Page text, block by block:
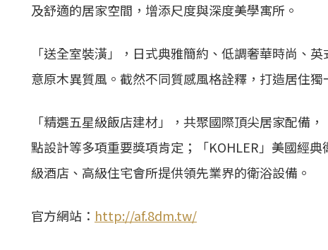
及舒適的居家空間，增添尺度與深度美學寓所。
「送全室裝潢」，日式典雅簡約、低調奢華時尚、
意原木異質風。截然不同質感風格詮釋，打造居住獨
「精選五星級飯店建材」，共聚國際頂尖居家配備
點設計等多項重要獎項肯定；「KOHLER」美國經
級酒店、高級住宅會所提供領先業界的衛浴設備。
官方網站： http://af.8dm.tw/